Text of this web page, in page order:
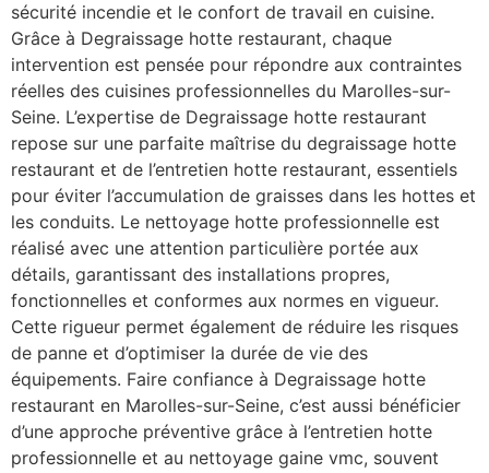
sécurité incendie et le confort de travail en cuisine.
Grâce à Degraissage hotte restaurant, chaque
intervention est pensée pour répondre aux contraintes
réelles des cuisines professionnelles du Marolles-sur-
Seine. L’expertise de Degraissage hotte restaurant
repose sur une parfaite maîtrise du degraissage hotte
restaurant et de l’entretien hotte restaurant, essentiels
pour éviter l’accumulation de graisses dans les hottes et
les conduits. Le nettoyage hotte professionnelle est
réalisé avec une attention particulière portée aux
détails, garantissant des installations propres,
fonctionnelles et conformes aux normes en vigueur.
Cette rigueur permet également de réduire les risques
de panne et d’optimiser la durée de vie des
équipements. Faire confiance à Degraissage hotte
restaurant en Marolles-sur-Seine, c’est aussi bénéficier
d’une approche préventive grâce à l’entretien hotte
professionnelle et au nettoyage gaine vmc, souvent